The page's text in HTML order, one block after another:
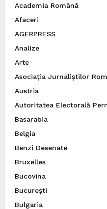
Academia Română
Afaceri
AGERPRESS
Analize
Arte
Asociația Jurnaliștilor
Austria
Autoritatea Electorală
Basarabia
Belgia
Benzi Desenate
Bruxelles
Bucovina
București
Bulgaria